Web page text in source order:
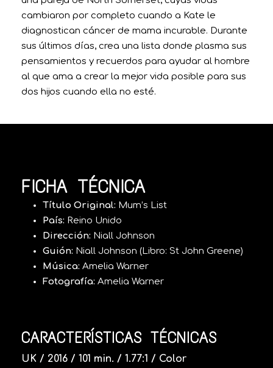
cambiaron por completo cuando a Kate le
diagnostican cáncer de mama incurable. Durante
sus últimos días, crea una lista donde plasma sus
pensamientos y recuerdos para ayudar al hombre
al que ama a crear la mejor vida posible para sus
dos hijos cuando ella no esté.
FICHA TÉCNICA
Título Original: Mum’s List
País: Reino Unido
Dirección: Niall Johnson
Guión: Niall Johnson (Libro: St John Greene)
Música: Amelia Warner
Fotografía: Amelia Warner
CARACTERÍSTICAS TÉCNICAS
UK / 2016 / 101 min. / 1.77:1 / Color